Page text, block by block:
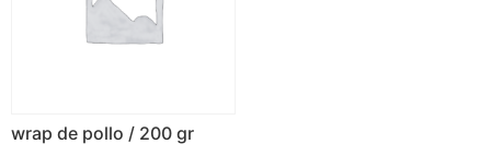
wrap de pollo / 200 gr